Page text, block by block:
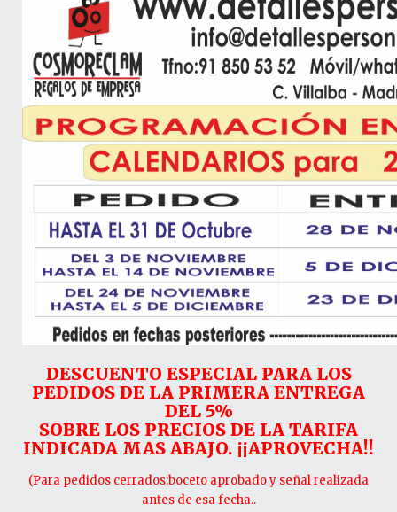
DESCUENTO ESPECIAL PARA LOS
PEDIDOS DE LA PRIMERA ENTREGA
DEL 5%
SOBRE LOS PRECIOS DE LA TARIFA
INDICADA MAS ABAJO. ¡¡APROVECHA!!
(Para pedidos cerrados:boceto aprobado y señal realizada
antes de esa fecha..